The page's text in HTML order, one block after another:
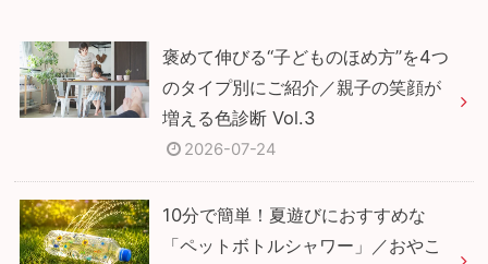
褒めて伸びる“子どものほめ方”を4つ
のタイプ別にご紹介／親子の笑顔が
増える色診断 Vol.3
2026-07-24
10分で簡単！夏遊びにおすすめな
「ペットボトルシャワー」／おやこ